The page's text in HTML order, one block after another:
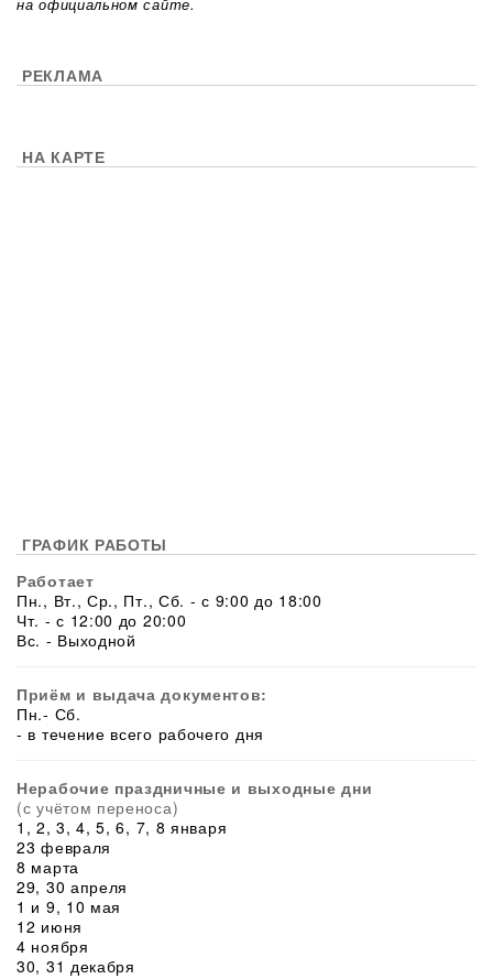
на официальном сайте.
РЕКЛАМА
НА КАРТЕ
ГРАФИК РАБОТЫ
Работает
Пн., Вт., Ср., Пт., Сб. - с 9:00 до 18:00
Чт. - с 12:00 до 20:00
Вс. - Выходной
Приём и выдача документов:
Пн.- Сб.
- в течение всего рабочего дня
Нерабочие праздничные и выходные дни
(с учётом переноса)
1, 2, 3, 4, 5, 6, 7, 8 января
23 февраля
8 марта
29, 30 апреля
1 и 9, 10 мая
12 июня
4 ноября
30, 31 декабря